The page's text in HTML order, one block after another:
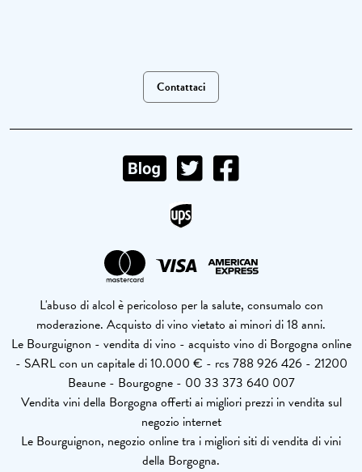
Contattaci
L'abuso di alcol è pericoloso per la salute, consumalo con
moderazione. Acquisto di vino vietato ai minori di 18 anni.
Le Bourguignon - vendita di vino - acquisto vino di Borgogna online
- SARL con un capitale di 10.000 € - rcs 788 926 426 - 21200
Beaune - Bourgogne - 00 33 373 640 007
Vendita vini della Borgogna offerti ai migliori prezzi in vendita sul
negozio internet
Le Bourguignon, negozio online tra i migliori siti di vendita di vini
della Borgogna.